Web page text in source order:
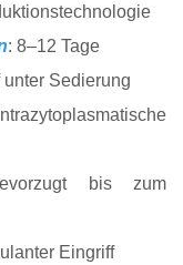
: 8–12 Tage
Sedierung
bis zum
Eingriff